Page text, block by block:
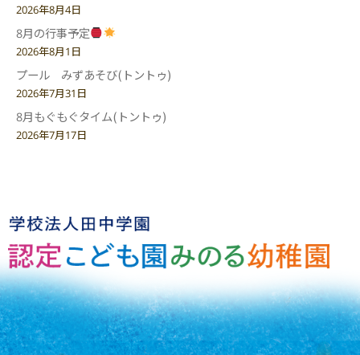
2026年8月4日
8月の行事予定
2026年8月1日
プール みずあそび(トントゥ)
2026年7月31日
8月もぐもぐタイム(トントゥ)
2026年7月17日